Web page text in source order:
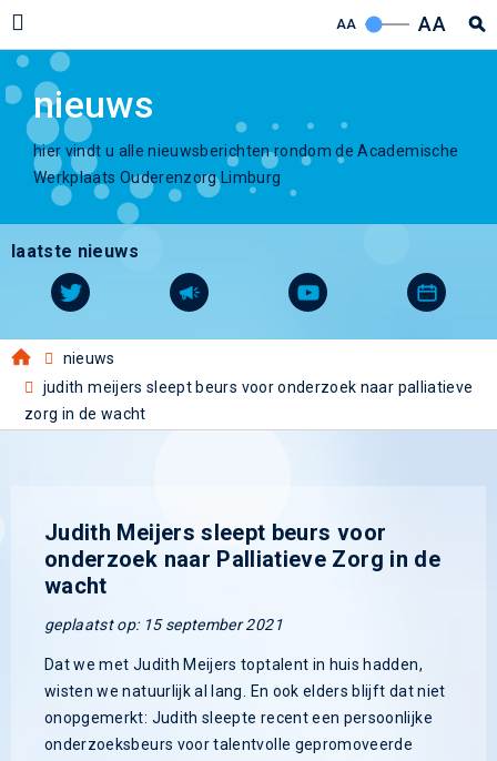
AA AA
nieuws
hier vindt u alle nieuwsberichten rondom de Academische
Werkplaats Ouderenzorg Limburg
laatste nieuws
nieuws
judith meijers sleept beurs voor onderzoek naar palliatieve
zorg in de wacht
Judith Meijers sleept beurs voor
onderzoek naar Palliatieve Zorg in de
wacht
geplaatst op: 15 september 2021
Dat we met Judith Meijers toptalent in huis hadden,
wisten we natuurlijk al lang. En ook elders blijft dat niet
onopgemerkt: Judith sleepte recent een persoonlijke
onderzoeksbeurs voor talentvolle gepromoveerde